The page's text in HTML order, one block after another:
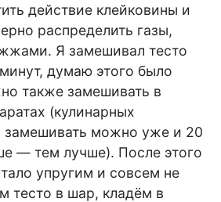
действие клейковины и
распределить газы,
Я замешивал тесто
думаю этого было
также замешивать в
(кулинарных
замешивать можно уже и 20
— тем лучше). После этого
упругим и совсем не
тесто в шар, кладём в